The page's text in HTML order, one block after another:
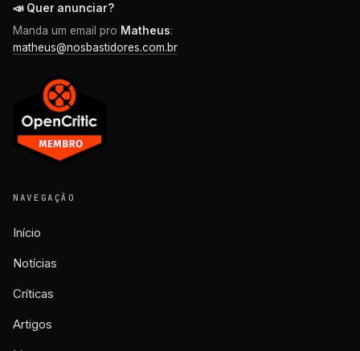
📣 Quer anunciar?
Manda um email pro Matheus:
matheus@nosbastidores.com.br
NAVEGAÇÃO
Início
Notícias
Críticas
Artigos